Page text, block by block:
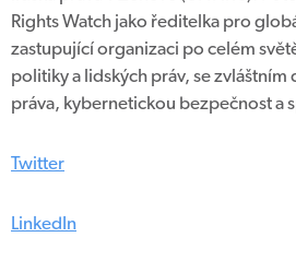
Rights Watch jako ředitelka pro
zastupující organizaci po celém
politiky a lidských práv, se
práva, kybernetickou bezpečnost a
Twitter
LinkedIn